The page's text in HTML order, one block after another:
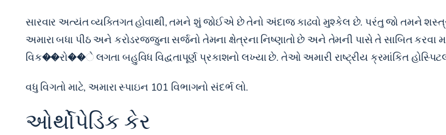
સારવાર અત્યંત વ્યક્તિગત હોવાથી, તમને શું જોઈએ છે તેનો અંદાજ કાઢવો મુશ્કેલ છે. પરંતુ જો તમને
અમારા બધા પીઠ અને કરોડરજ્જુના સર્જનો તેમના ક્ષેત્રના નિષ્ણાતો છે અને તેમની પાસે તે સાબિત
વિક��રો��ે લગતા બહુવિધ વિદ્વતાપૂર્ણ પ્રકાશનો લખ્યા છે. તેઓ અમારી રાષ્ટ્રીય ક્રમાંકિત
વધુ વિગતો માટે, અમારા સ્પાઇન 101 વિભાગનો સંદર્ભ લો.
ઓર્થોપેડિક કેર